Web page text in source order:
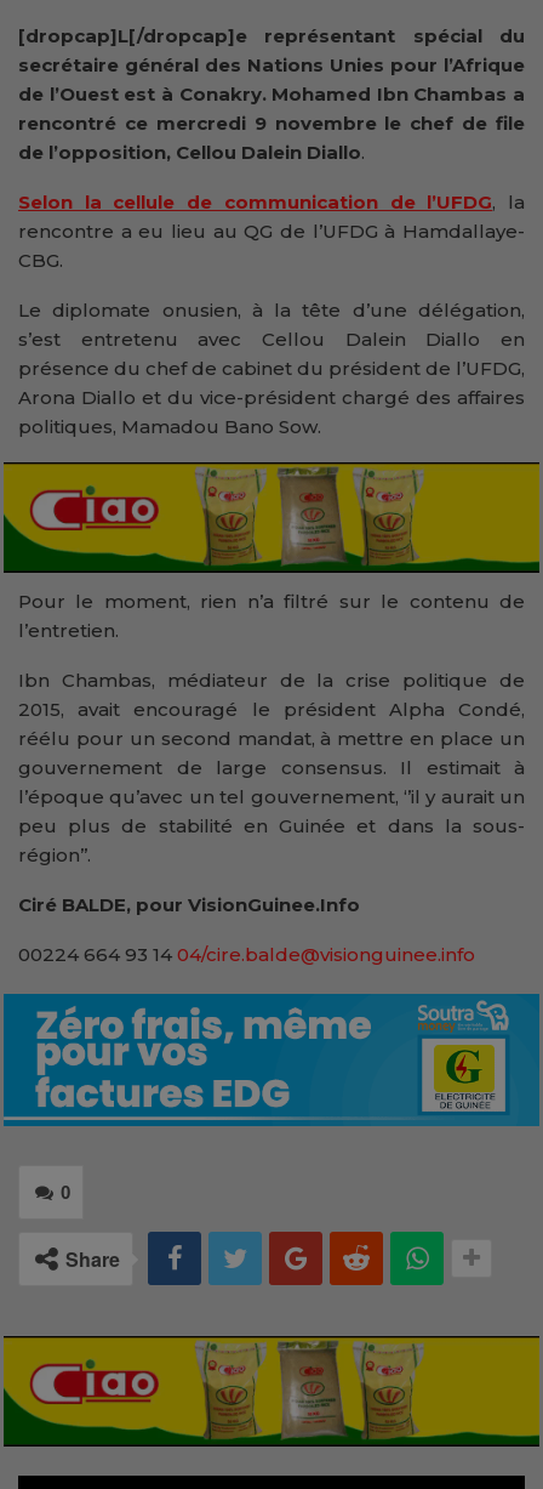
[dropcap]L[/dropcap]e représentant spécial du
secrétaire général des Nations Unies pour l’Afrique
de l’Ouest est à Conakry. Mohamed Ibn Chambas a
rencontré ce mercredi 9 novembre le chef de file
de l’opposition, Cellou Dalein Diallo.
Selon la cellule de communication de l’UFDG, la
rencontre a eu lieu au QG de l’UFDG à Hamdallaye-
CBG.
Le diplomate onusien, à la tête d’une délégation,
s’est entretenu avec Cellou Dalein Diallo en
présence du chef de cabinet du président de l’UFDG,
Arona Diallo et du vice-président chargé des affaires
politiques, Mamadou Bano Sow.
Pour le moment, rien n’a filtré sur le contenu de
l’entretien.
Ibn Chambas, médiateur de la crise politique de
2015, avait encouragé le président Alpha Condé,
réélu pour un second mandat, à mettre en place un
gouvernement de large consensus. Il estimait à
l’époque qu’avec un tel gouvernement, ‘’il y aurait un
peu plus de stabilité en Guinée et dans la sous-
région’’.
Ciré BALDE, pour VisionGuinee.Info
00224 664 93 14 04/cire.balde@visionguinee.info
0
Share